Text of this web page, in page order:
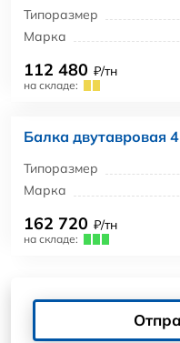
Типоразмер
Марка
112 480 ₽/тн
на складе:
Балка двутавровая
Типоразмер
Марка
162 720 ₽/тн
на складе: